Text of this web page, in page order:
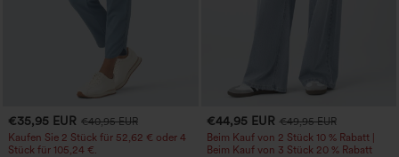
€35,95 EUR €40,95 EUR
Kaufen Sie 2 Stück für 52,62 € oder 4
Stück für 105,24 €.
€44,95 EUR €49,95 EUR
Beim Kauf von 2 Stück 10 % Rabatt |
Beim Kauf von 3 Stück 20 % Rabatt